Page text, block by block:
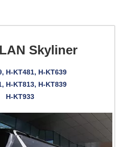
Skyliner
H-KT481, H-KT639
H-KT813, H-KT839
H-KT933